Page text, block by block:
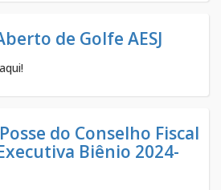
de Golfe AESJ
do Conselho Fiscal
Biênio 2024-